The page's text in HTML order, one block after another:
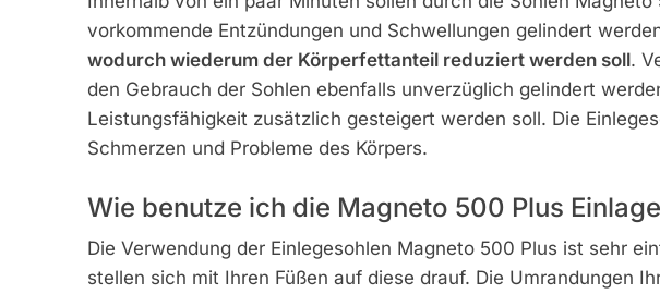
vorkommende Entzündungen und Schwellungen gelindert
wodurch wiederum der Körperfettanteil reduziert werden soll.
den Gebrauch der Sohlen ebenfalls unverzüglich gelindert
Leistungsfähigkeit zusätzlich gesteigert werden soll. Die
Schmerzen und Probleme des Körpers.
Wie benutze ich die Magneto 500 Plus
Die Verwendung der Einlegesohlen Magneto 500 Plus ist sehr
stellen sich mit Ihren Füßen auf diese drauf. Die Umrandungen